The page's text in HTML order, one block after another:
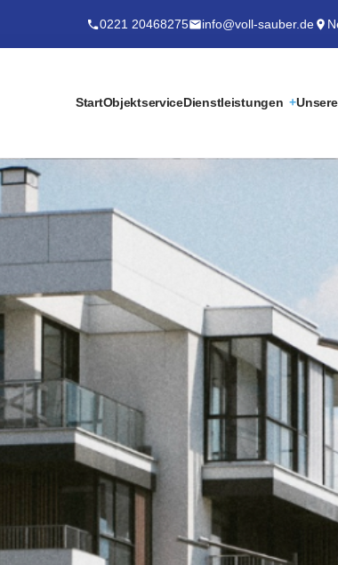
0221 20468275 info@voll-sauber.de
StartObjektserviceDienstleistungen